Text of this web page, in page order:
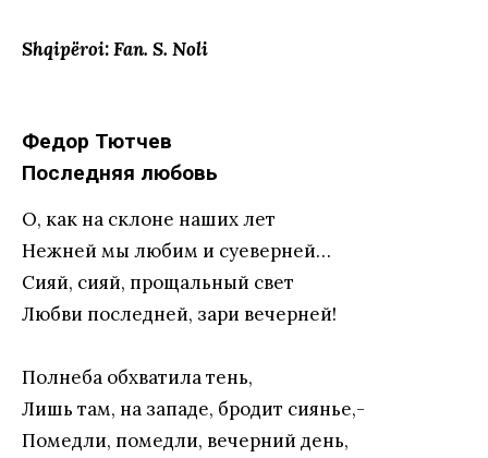
Shqipëroi: Fan. S. Noli
Федор Тютчев
Последняя любовь
О, как на склоне наших лет
Нежней мы любим и суеверней…
Сияй, сияй, прощальный свет
Любви последней, зари вечерней!
Полнеба обхватила тень,
Лишь там, на западе, бродит сиянье,-
Помедли, помедли, вечерний день,